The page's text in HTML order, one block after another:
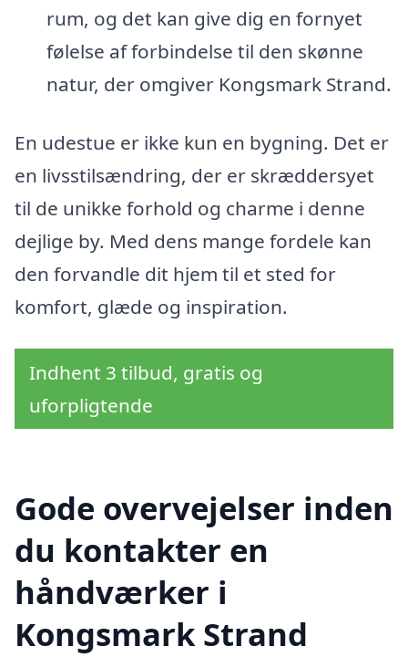
rum, og det kan give dig en fornyet
følelse af forbindelse til den skønne
natur, der omgiver Kongsmark Strand.
En udestue er ikke kun en bygning. Det er
en livsstilsændring, der er skræddersyet
til de unikke forhold og charme i denne
dejlige by. Med dens mange fordele kan
den forvandle dit hjem til et sted for
komfort, glæde og inspiration.
Indhent 3 tilbud, gratis og
uforpligtende
Gode overvejelser inden
du kontakter en
håndværker i
Kongsmark Strand